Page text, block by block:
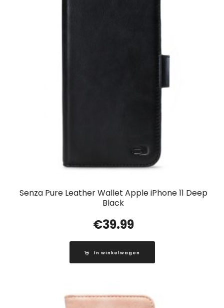
Senza Pure Leather Wallet Apple iPhone 11 Deep
Black
€39.99
In winkelwagen